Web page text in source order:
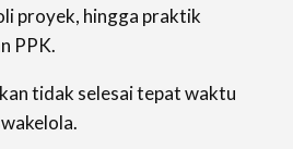
proyek, hingga praktik
PPK.
tidak selesai tepat waktu